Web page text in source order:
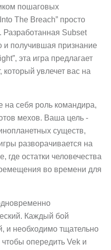
пошаговых
The Breach” просто
Разработанная Subset
и получившая признание
эта игра предлагает
увлечет вас на
на себя роль командира,
мехов. Ваша цель -
существ,
разворачивается на
где остатки человечества
во времени для
Каждый бой
и необходимо тщательно
опередить Vek и